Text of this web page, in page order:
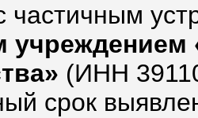
частичным
(ИНН
срок